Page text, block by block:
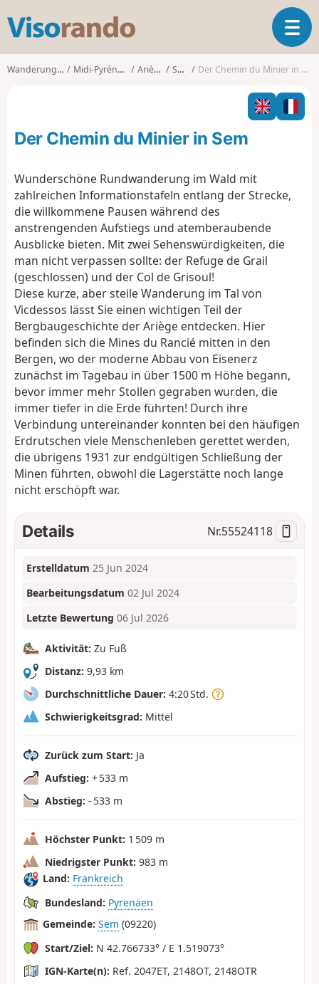
s
o
o
T
o
g
l
n
Wanderungen Midi-Pyrénées Ariège Sem Der Chemin du Minier in Sem
Der Chemin du Minier in Sem
Wunderschöne Rundwanderung im Wald mit
zahlreichen Informationstafeln entlang der Strecke,
die willkommene Pausen während des
anstrengenden Aufstiegs und atemberaubende
Ausblicke bieten. Mit zwei Sehenswürdigkeiten, die
man nicht verpassen sollte: der Refuge de Grail
(geschlossen) und der Col de Grisoul!
Diese kurze, aber steile Wanderung im Tal von
Vicdessos lässt Sie einen wichtigen Teil der
Bergbaugeschichte der Ariège entdecken. Hier
befinden sich die Mines du Rancié mitten in den
Bergen, wo der moderne Abbau von Eisenerz
zunächst im Tagebau in über 1500 m Höhe begann,
bevor immer mehr Stollen gegraben wurden, die
immer tiefer in die Erde führten! Durch ihre
Verbindung untereinander konnten bei den häufigen
Erdrutschen viele Menschenleben gerettet werden,
die übrigens 1931 zur endgültigen Schließung der
Minen führten, obwohl die Lagerstätte noch lange
nicht erschöpft war.
Details Nr.55524118
Erstelldatum 25 Jun 2024
Bearbeitungsdatum 02 Jul 2024
Letzte Bewertung 06 Jul 2026
Aktivität: Zu Fuß
Distanz: 9,93 km
Durchschnittliche Dauer: 4:20 Std.
Schwierigkeitsgrad: Mittel
Zurück zum Start: Ja
Aufstieg: + 533 m
Abstieg: - 533 m
Höchster Punkt: 1 509 m
Niedrigster Punkt: 983 m
Land: Frankreich
Bundesland: Pyrenäen
Gemeinde: Sem (09220)
Start/Ziel: N 42.766733° / E 1.519073°
IGN-Karte(n): Ref. 2047ET, 2148OT, 2148OTR